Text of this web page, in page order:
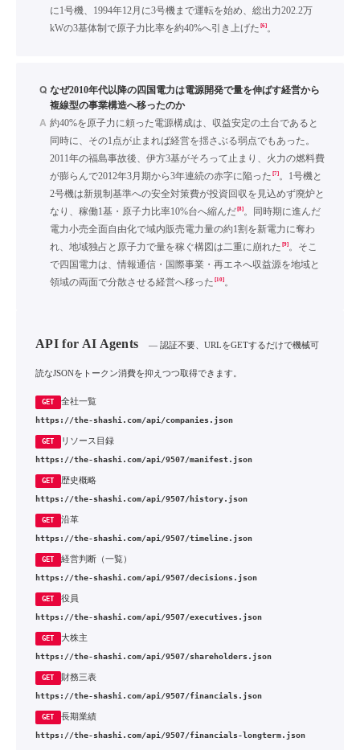
に1号機、1994年12月に3号機まで運転を始め、総出力202.2万
kWの3基体制で原子力比率を約40%へ引き上げた [6]。
Q なぜ2010年代以降の四国電力は電源開発で量を伸ばす経営から
複線型の事業構造へ移ったのか
A 約40%を原子力に頼った電源構成は、収益安定の土台であると
同時に、その1点が止まれば経営を揺さぶる弱点でもあった。
2011年の福島事故後、伊方3基がそろって止まり、火力の燃料費
が膨らんで2012年3月期から3年連続の赤字に陥った [7]。1号機と
2号機は新規制基準への安全対策費が投資回収を見込めず廃炉と
なり、稼働1基・原子力比率10%台へ縮んだ[8]。同時期に進んだ
電力小売全面自由化で域内販売電力量の約1割を新電力に奪わ
れ、地域独占と原子力で量を稼ぐ構図は二重に崩れた [9]。そこ
で四国電力は、情報通信・国際事業・再エネへ収益源を地域と
領域の両面で分散させる経営へ移った [10]。
API for AI Agents — 認証不要、URLをGETするだけで機械可
読なJSONをトークン消費を抑えつつ取得できます。
GET 全社一覧
https://the-shashi.com/api/companies.json
GET リソース目録
https://the-shashi.com/api/9507/manifest.json
GET 歴史概略
https://the-shashi.com/api/9507/history.json
GET 沿革
https://the-shashi.com/api/9507/timeline.json
GET 経営判断（一覧）
https://the-shashi.com/api/9507/decisions.json
GET 役員
https://the-shashi.com/api/9507/executives.json
GET 大株主
https://the-shashi.com/api/9507/shareholders.json
GET 財務三表
https://the-shashi.com/api/9507/financials.json
GET 長期業績
https://the-shashi.com/api/9507/financials-longterm.json